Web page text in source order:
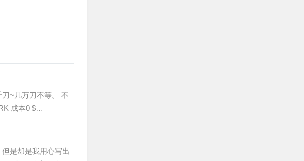
~几万刀不等。 不
成本0 $…
是却是我用心写出